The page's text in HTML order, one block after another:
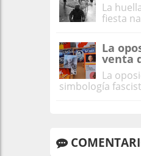
La
fiesta
La
venta
La
simbología